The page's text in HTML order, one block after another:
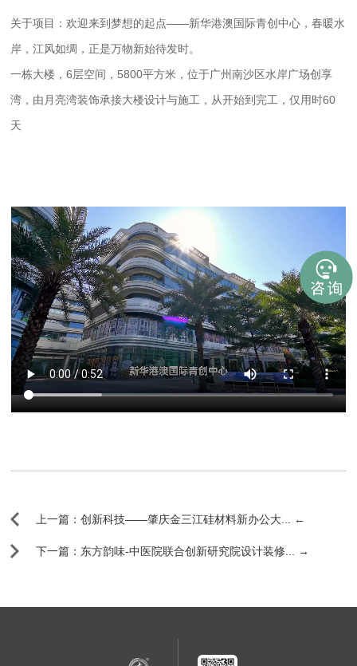
关于项目：欢迎来到梦想的起点——新华港澳国际青创中心，春暖水
岸，江风如绸，正是万物新始待发时。
一栋大楼，6层空间，5800平方米，位于广州南沙区水岸广场创享
湾，由月亮湾装饰承接大楼设计与施工，从开始到完工，仅用时60
天
上一篇：创新科技——肇庆金三江硅材料新办公大... ←
下一篇：东方韵味-中医院联合创新研究院设计装修... →